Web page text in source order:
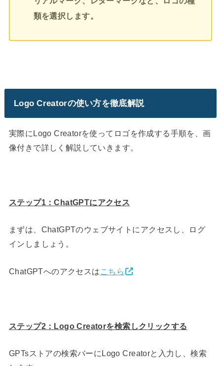
類を選択します。
Logo Creatorの使い方を徹底解説
実際にLogo Creatorを使ってロゴを作成する手順を、画
像付きで詳しく解説していきます。
ステップ1：ChatGPTにアクセス
まずは、ChatGPTのウェブサイトにアクセスし、ログ
インしましょう。
ChatGPTへのアクセスは こちら
ステップ2：Logo Creatorを検索しクリックする
GPTsストアの検索バーにLogo Creatorと入力し、検索